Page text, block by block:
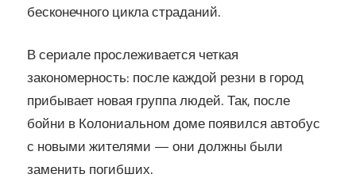
бесконечного цикла страданий.
В сериале прослеживается четкая
закономерность: после каждой резни в город
прибывает новая группа людей. Так, после
бойни в Колониальном доме появился автобус
с новыми жителями — они должны были
заменить погибших.